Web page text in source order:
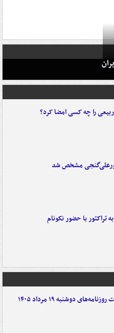
را چه کسی امضا کرد؟
مشخص شد
تراکتور با حضور نکونام
دوشنبه ۱۹ مرداد ۱۴۰۵